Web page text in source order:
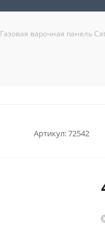
Газовая варочная панель
Артикул:72542